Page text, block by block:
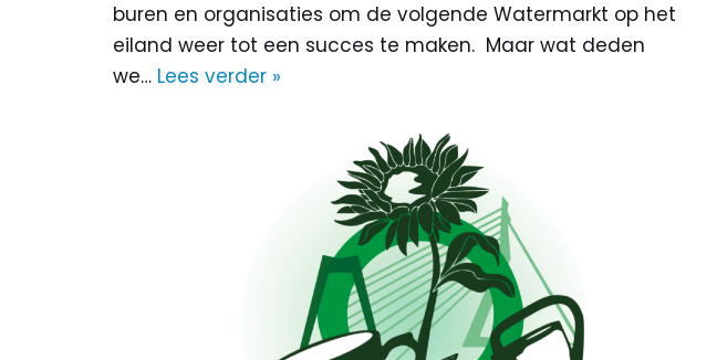
buren en organisaties om de volgende Watermarkt op het
eiland weer tot een succes te maken. Maar wat deden
we… Lees verder »